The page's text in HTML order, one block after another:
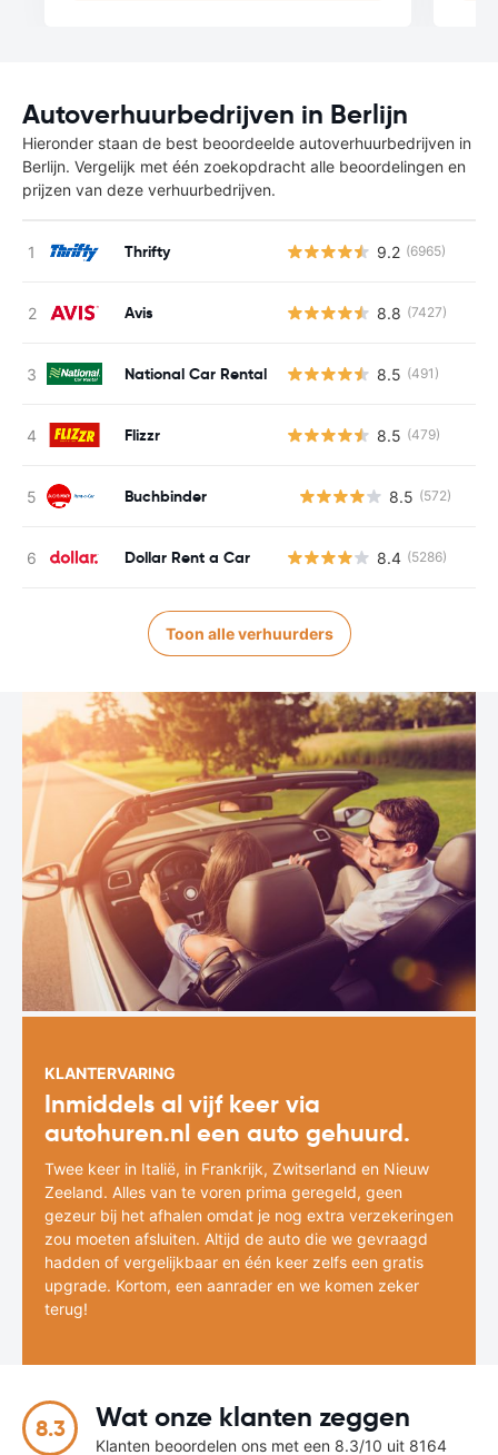
Autoverhuurbedrijven in Berlijn
Hieronder staan de best beoordeelde autoverhuurbedrijven in
Berlijn. Vergelijk met één zoekopdracht alle beoordelingen en
prijzen van deze verhuurbedrijven.
Thrifty 9.2 (6965)
Avis 8.8 (7427)
National Car Rental 8.5 (491)
Flizzr 8.5 (479)
Buchbinder 8.5 (572)
Dollar Rent a Car 8.4 (5286)
Toon alle verhuurders
KLANTERVARING
Inmiddels al vijf keer via
autohuren.nl een auto gehuurd.
Twee keer in Italië, in Frankrijk, Zwitserland en Nieuw
Zeeland. Alles van te voren prima geregeld, geen
gezeur bij het afhalen omdat je nog extra verzekeringen
zou moeten afsluiten. Altijd de auto die we gevraagd
hadden of vergelijkbaar en één keer zelfs een gratis
upgrade. Kortom, een aanrader en we komen zeker
terug!
8.3 Wat onze klanten zeggen
Klanten beoordelen ons met een 8.3/10 uit 8164